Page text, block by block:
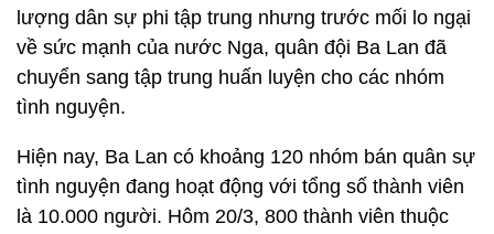
lượng dân sự phi tập trung nhưng trước mối lo ngại
về sức mạnh của nước Nga, quân đội Ba Lan đã
chuyển sang tập trung huấn luyện cho các nhóm
tình nguyện.
Hiện nay, Ba Lan có khoảng 120 nhóm bán quân sự
tình nguyện đang hoạt động với tổng số thành viên
là 10.000 người. Hôm 20/3, 800 thành viên thuộc